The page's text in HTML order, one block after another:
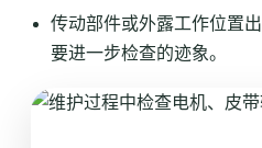
传动部件或外露工作位置
要进一步检查的迹象。